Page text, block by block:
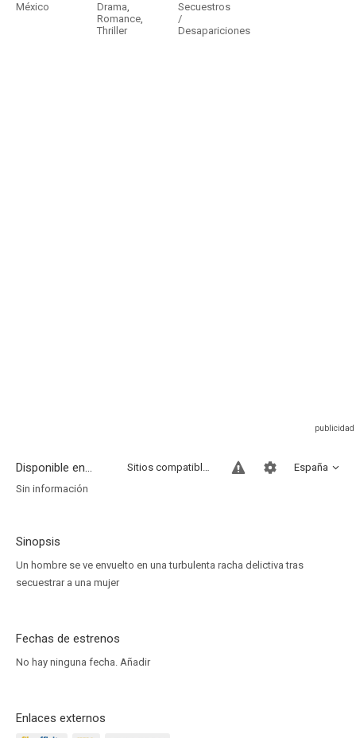
México Drama,
Romance,
Thriller
Secuestros
/
Desapariciones
Disponible en... España
Sitios compatibles
Sin información
Sinopsis
Un hombre se ve envuelto en una turbulenta racha delictiva tras
secuestrar a una mujer
Fechas de estrenos
No hay ninguna fecha. Añadir
Enlaces externos